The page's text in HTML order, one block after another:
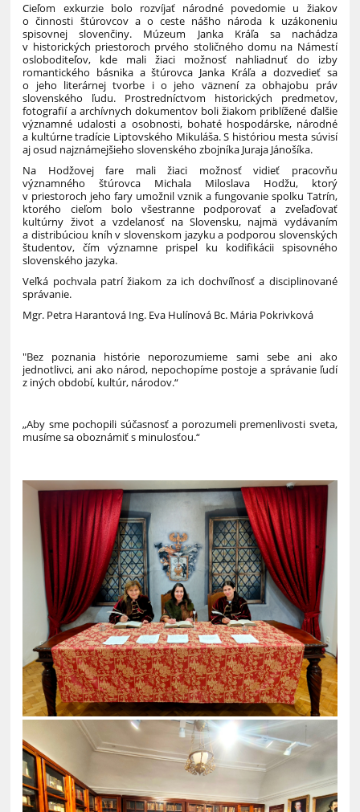
Cieľom exkurzie bolo rozvíjať národné povedomie u žiakov
o činnosti štúrovcov a o ceste nášho národa k uzákoneniu
spisovnej slovenčiny. Múzeum Janka Kráľa sa nachádza
v historických priestoroch prvého stoličného domu na Námestí
osloboditeľov, kde mali žiaci možnosť nahliadnuť do izby
romantického básnika a štúrovca Janka Kráľa a dozvedieť sa
o jeho literárnej tvorbe i o jeho väznení za obhajobu práv
slovenského ľudu. Prostredníctvom historických predmetov,
fotografií a archívnych dokumentov boli žiakom priblížené ďalšie
významné udalosti a osobnosti, bohaté hospodárske, národné
a kultúrne tradície Liptovského Mikuláša. S históriou mesta súvisí
aj osud najznámejšieho slovenského zbojníka Juraja Jánošíka.
Na Hodžovej fare mali žiaci možnosť vidieť pracovňu
významného štúrovca Michala Miloslava Hodžu, ktorý
v priestoroch jeho fary umožnil vznik a fungovanie spolku Tatrín,
ktorého cieľom bolo všestranne podporovať a zveľaďovať
kultúrny život a vzdelanosť na Slovensku, najmä vydávaním
a distribúciou kníh v slovenskom jazyku a podporou slovenských
študentov, čím významne prispel ku kodifikácii spisovného
slovenského jazyka.
Veľká pochvala patrí žiakom za ich dochvíľnosť a disciplinované
správanie.
Mgr. Petra Harantová Ing. Eva Hulínová Bc. Mária Pokrivková
"Bez poznania histórie neporozumieme sami sebe ani ako
jednotlivci, ani ako národ, nepochopíme postoje a správanie ľudí
z iných období, kultúr, národov.“
„Aby sme pochopili súčasnosť a porozumeli premenlivosti sveta,
musíme sa oboznámiť s minulosťou.“